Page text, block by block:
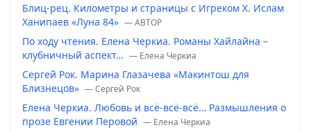
Блиц-рец. Километры и страницы с Игреком Х. Ислам
Ханипаев «Луна 84» — ABTOP
По ходу чтения. Елена Черкиа. Романы Хайлайна –
клубничный аспект… — Елена Черкиа
Сергей Рок. Марина Глазачева «Макинтош для
Близнецов» — Сергей Рок
Елена Черкиа. Любовь и всё-всё-всё… Размышления о
прозе Евгении Перовой — Елена Черкиа